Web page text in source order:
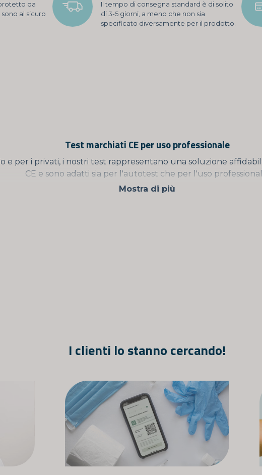
da
al sicuro
Il tempo di consegna standard è di solito
di 3-5 giorni, a meno che non sia
specificato diversamente per il prodotto.
Test marchiati CE per uso professionale
e per i privati, i nostri test rappresentano una soluzione
CE e sono adatti sia per l'autotest che per l'uso
l'autotest, significa che è progettato per essere eseguito da
Mostra di più
I clienti lo stanno cercando!